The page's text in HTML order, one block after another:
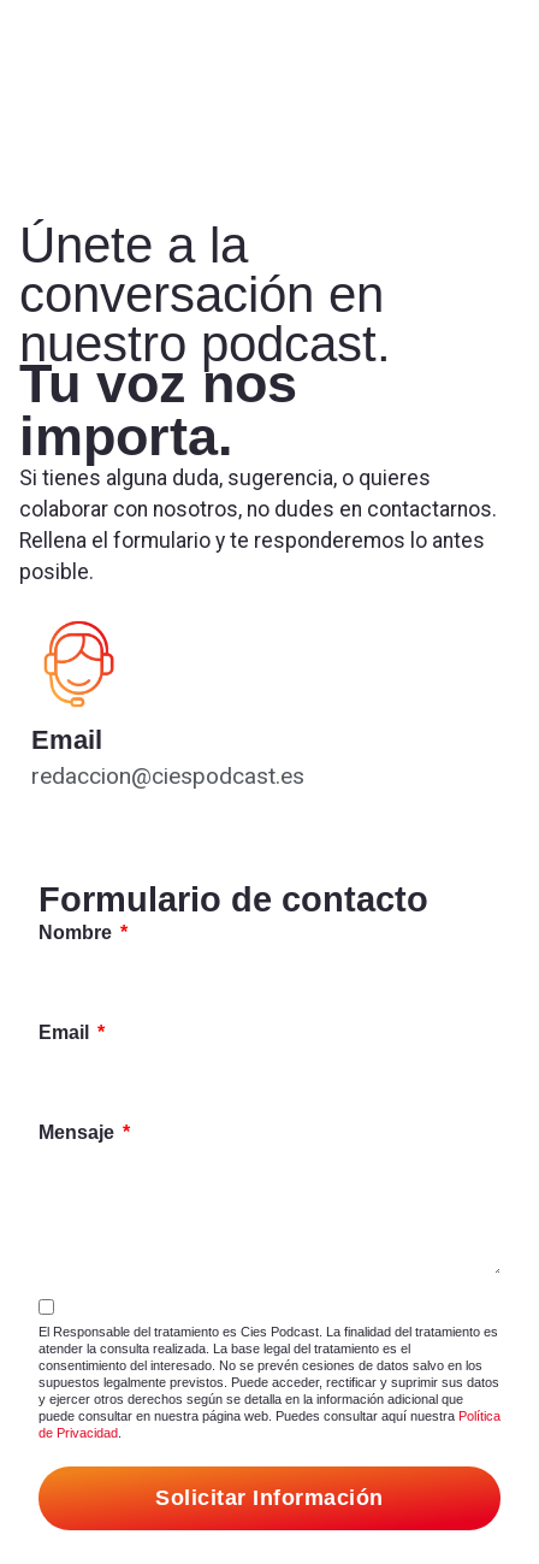
Únete a la
conversación en
nuestro podcast.
Tu voz nos
importa.
Si tienes alguna duda, sugerencia, o quieres
colaborar con nosotros, no dudes en contactarnos.
Rellena el formulario y te responderemos lo antes
posible.
Email
redaccion@ciespodcast.es
Formulario de contacto
Nombre
Email
Mensaje
El Responsable del tratamiento es Cies Podcast. La finalidad del tratamiento es
atender la consulta realizada. La base legal del tratamiento es el
consentimiento del interesado. No se prevén cesiones de datos salvo en los
supuestos legalmente previstos. Puede acceder, rectificar y suprimir sus datos
y ejercer otros derechos según se detalla en la información adicional que
puede consultar en nuestra página web. Puedes consultar aquí nuestra Política
de Privacidad
Solicitar Información